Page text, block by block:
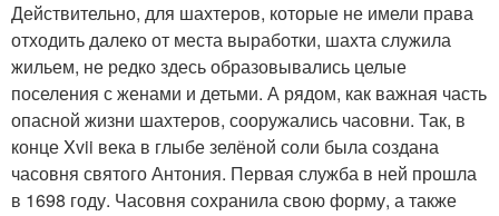
Действительно, для шахтеров, которые не имели права
отходить далеко от места выработки, шахта служила
жильем, не редко здесь образовывались целые
поселения с женами и детьми. А рядом, как важная часть
опасной жизни шахтеров, сооружались часовни. Так, в
конце Xvii века в глыбе зелёной соли была создана
часовня святого Антония. Первая служба в ней прошла
в 1698 году. Часовня сохранила свою форму, а также